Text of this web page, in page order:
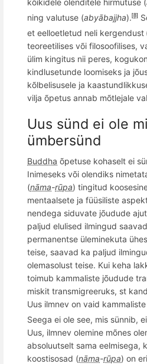
kõikidele olenditele hirmutuse (
ning valutuse (abyābajjha). [8]
et eelloetletud neli kergendust
teoreetilises või filosoofilises,
ülim kingitus nii peres,
kindlusetunde loomiseks ja
kõlbelisusele ja
vilja õpetus annab mõtlejale
Uus sünd ei ole
ümbersünd
Buddha õpetuse kohaselt ei sü
Inimeseks või olendiks
(nāma-rūpa) tingitud
mentaalsete ja füüsiliste
nendega siduvate jõudude
paljud elulised ilmingud
permanentse üleminekuta
teise, saavad ka paljud
olemasolust teise. Kui keha
toimub kammaliste jõudude
miskit transmigreeruks, st
Uus ilmnev on vaid
Seega ei ole see, mis sünnib,
Uus, ilmnev olemine mõnes
absoluutselt sama eelmisega,
koostisosad (nāma-rūpa) on